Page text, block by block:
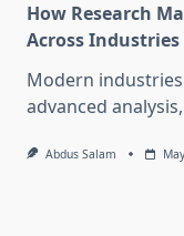
How Research
Across Industries
Modern
advanced
Abdus Salam